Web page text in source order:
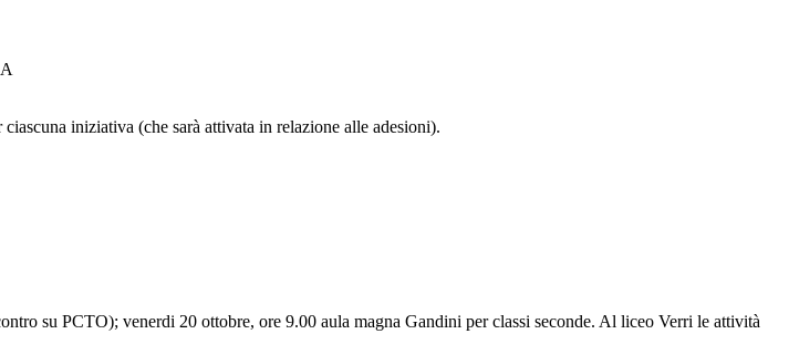
iniziativa (che sarà attivata in relazione alle adesioni).
su PCTO); venerdi 20 ottobre, ore 9.00 aula magna Gandini per classi seconde. Al liceo Verri le attività